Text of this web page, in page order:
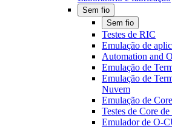
Sem fio
Sem fio
Testes de RIC
Emulação de
Automation and
Emulação de
Emulação de
Nuvem
Emulação de
Testes de Core
Emulador de O-